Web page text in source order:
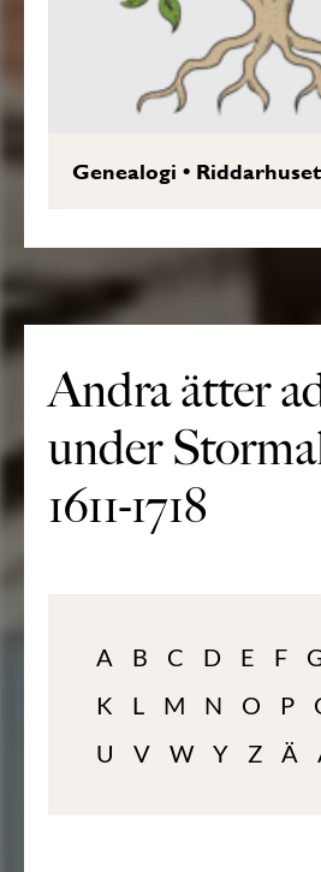
Genealogi •
Andra ätter
under
1611-1718
A B C D E F
K
L M N O P
U
V W Y Z Ä